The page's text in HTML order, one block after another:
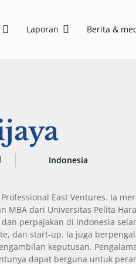
Laporan Berita &
Indonesia
East Ventures. Ia
MBA dari Universitas Pelita
perpajakan di Indonesia
dan start-up. Ia juga
keputusan.
dapat berguna untuk